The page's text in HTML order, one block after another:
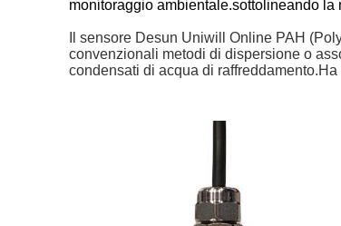
monitoraggio ambientale.sottolineando
Il sensore Desun Uniwill Online PAH
convenzionali metodi di dispersione o
condensati di acqua di